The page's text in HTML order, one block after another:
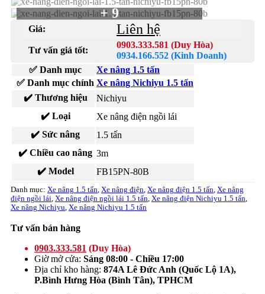
Tìm kiếm:
+ 9
Giá: Liên hệ
Tư vấn giá tốt:
0903.333.581 (Duy Hòa)
0934.166.552 (Kinh Doanh)
✅ Danh mục
Xe nâng 1.5 tấn
✅ Danh mục chính Xe nâng Nichiyu 1.5 tấn
✔️ Thương hiệu
Nichiyu
✔️ Loại
Xe nâng điện ngồi lái
✔️ Sức nâng
1.5 tấn
✔️ Chiều cao nâng 3m
✔️ Model
FB15PN-80B
Danh mục: Xe nâng 1.5 tấn, Xe nâng điện, Xe nâng điện 1.5 tấn, Xe nâng
điện ngồi lái, Xe nâng điện ngồi lái 1.5 tấn, Xe nâng điện Nichiyu 1.5 tấn,
Xe nâng Nichiyu, Xe nâng Nichiyu 1.5 tấn
Tư vấn bán hàng
0903.333.581 (Duy Hòa)
Giờ mở cửa: Sáng 08:00 - Chiều 17:00
Địa chỉ kho hàng: 874A Lê Đức Anh (Quốc Lộ 1A),
P.Bình Hưng Hòa (Bình Tân), TPHCM